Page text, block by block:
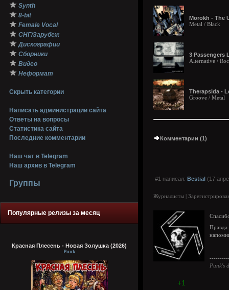
★ Synth
★ 8-bit
★ Female Vocal
★ СНГ/Зарубеж
★ Дискографии
★ Сборники
★ Видео
★ Неформат
Скрыть категории
Написать администрации сайта
Ответы на вопросы
Статистика сайта
Последние комментарии
Наш чат в Telegram
Наш архив в Telegram
Группы
Популярные релизы за месяц
Красная Плесень - Новая Золушка (2026)
Punk
Morokh - The
Metal / Black
3 Passengers
Alternative /
Therapsida -
Groove / Metal
Комментарии (1)
#1 написал: Bestial (17
Журналисты |
Punk's
+1